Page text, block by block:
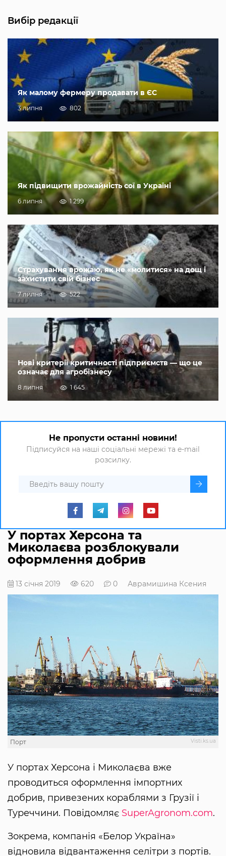
Вибір редакції
Як малому фермеру продавати в ЄС
3 липня 802
Як підвищити врожайність сої в Україні
6 липня 1 299
Страхування врожаю, як не «молитися» на дощ і
захистити свій бізнес
7 липня 522
Нові критерії критичності підприємств — що це
означає для агробізнесу
8 липня 1 645
Не пропусти останні новини!
Підписуйся на наші соціальні мережі та e-mail
розсилку.
У портах Херсона та
Миколаєва розблокували
оформлення добрив
13 січня 2019 620 0 Аврамишина Ксения
Visti.ks.ua
Порт
У портах Херсона і Миколаєва вже
проводиться оформлення імпортних
добрив, привезених кораблями з Грузії і
Туреччини. Повідомляє SuperAgronom.com.
Зокрема, компанія «Белор Україна»
відновила відвантаження селітри з портів.